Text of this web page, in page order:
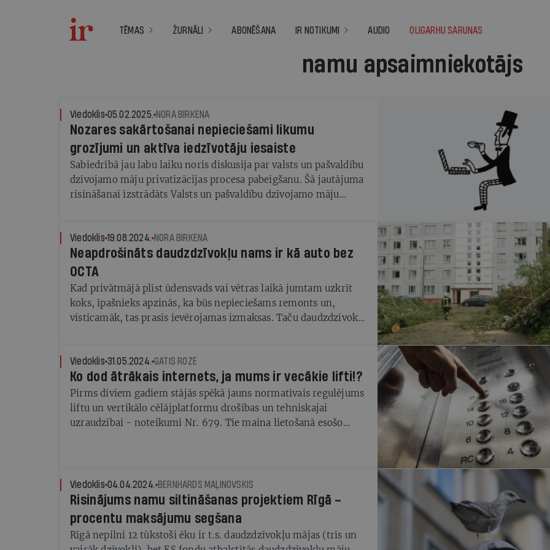
TĒMAS ŽURNĀLI ABONĒŠANA IR NOTIKUMI AUDIO OLIGARHU SARUNAS
namu apsaimniekotājs
Viedoklis 05.02.2025. NORA BIRKENA
Nozares sakārtošanai nepieciešami likumu
grozījumi un aktīva iedzīvotāju iesaiste
Sabiedrībā jau labu laiku noris diskusija par valsts un pašvaldību
dzīvojamo māju privatizācijas procesa pabeigšanu. Šā jautājuma
risināšanai izstrādāts Valsts un pašvaldību dzīvojamo māju
paredzēta 2026. gadā. Manuprāt, tas ir būtisks solis nozares
sakārtošanai, kas viestu skaidrību īpašumtiesību jautājumos un
rosinātu iedzīvotāju atbildīgāku attieksmi pret saviem
īpašumiem.
Viedoklis 19.08.2024. NORA BIRKENA
Neapdrošināts daudzdzīvokļu nams ir kā auto bez
OCTA
Kad privātmājā plīst ūdensvads vai vētras laikā jumtam uzkrīt
koks, īpašnieks apzinās, ka būs nepieciešams remonts un,
visticamāk, tas prasīs ievērojamas izmaksas. Taču daudzdzīvokļu
ar negaidītām remonta izmaksām par koplietošanas telpu vai
ēkas elementu bojājumiem, viņi bieži ir pārsteigti un
neapmierināti ar neplānotiem izdevumiem.
Viedoklis 31.05.2024. GATIS ROZE
Ko dod ātrākais internets, ja mums ir vecākie lifti!?
Pirms diviem gadiem stājās spēkā jauns normatīvais regulējums
liftu un vertikālo cēlājplatformu drošības un tehniskajai
uzraudzībai - noteikumi Nr. 679. Tie maina lietošanā esošo
risku novēršanas vai samazināšanas pasākumi jāveic 5-15 gadu
laikā līdz 2040. gadam, kas ir maksimālais termiņš.
Viedoklis 04.04.2024. BERNHARDS MAĻINOVSKIS
Risinājums namu siltināšanas projektiem Rīgā –
procentu maksājumu segšana
Rīgā nepilni 12 tūkstoši ēku ir t.s. daudzdzīvokļu mājas (trīs un